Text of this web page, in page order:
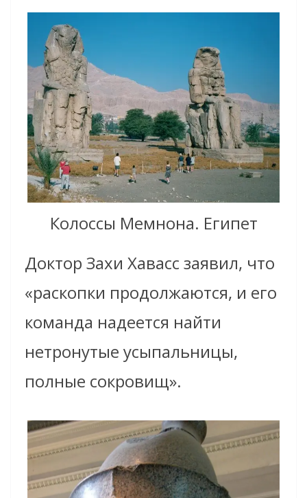
Колоссы Мемнона. Египет
Доктор Захи Хавасс заявил, что
«раскопки продолжаются, и его
команда надеется найти
нетронутые усыпальницы,
полные сокровищ».